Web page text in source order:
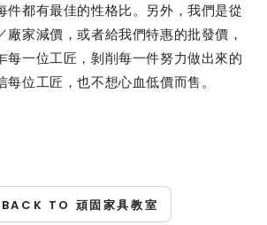
件都有最佳的性格比。另外，我們是從
廠家減價，或者給我們特惠的批發價，
每一位工匠，剝削每一件努力做出來的
位工匠，也不想心血低價而售。
BACK TO 頑固家具教室